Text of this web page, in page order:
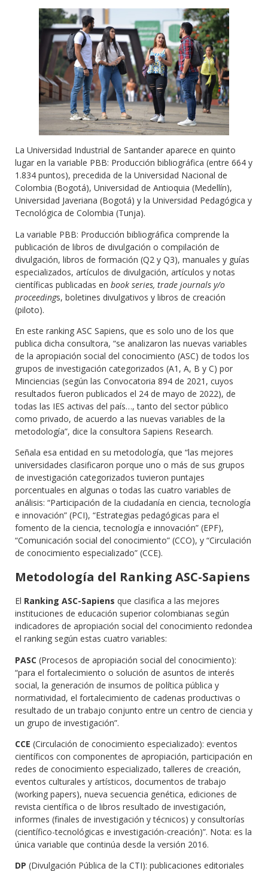
La Universidad Industrial de Santander aparece en quinto
lugar en la variable PBB: Producción bibliográfica (entre 664 y
1.834 puntos), precedida de la Universidad Nacional de
Colombia (Bogotá), Universidad de Antioquia (Medellín),
Universidad Javeriana (Bogotá) y la Universidad Pedagógica y
Tecnológica de Colombia (Tunja).
La variable PBB: Producción bibliográfica comprende la
publicación de libros de divulgación o compilación de
divulgación, libros de formación (Q2 y Q3), manuales y guías
especializados, artículos de divulgación, artículos y notas
científicas publicadas en book series, trade journals y/o
proceedings, boletines divulgativos y libros de creación
(piloto).
En este ranking ASC Sapiens, que es solo uno de los que
publica dicha consultora, “se analizaron las nuevas variables
de la apropiación social del conocimiento (ASC) de todos los
grupos de investigación categorizados (A1, A, B y C) por
Minciencias (según las Convocatoria 894 de 2021, cuyos
resultados fueron publicados el 24 de mayo de 2022), de
todas las IES activas del país…, tanto del sector público
como privado, de acuerdo a las nuevas variables de la
metodología”, dice la consultora Sapiens Research.
Señala esa entidad en su metodología, que “las mejores
universidades clasificaron porque uno o más de sus grupos
de investigación categorizados tuvieron puntajes
porcentuales en algunas o todas las cuatro variables de
análisis: “Participación de la ciudadanía en ciencia, tecnología
e innovación” (PCI), “Estrategias pedagógicas para el
fomento de la ciencia, tecnología e innovación” (EPF),
“Comunicación social del conocimiento” (CCO), y “Circulación
de conocimiento especializado” (CCE).
Metodología del Ranking ASC-Sapiens
El Ranking ASC-Sapiens que clasifica a las mejores
instituciones de ​educación superior colombianas según
indicadores de apropiación social del conocimiento redondea
el ranking según estas cuatro variables:
PASC (Procesos de apropiación social del conocimiento):
“para el fortalecimiento o solución de asuntos de interés
social, la generación de insumos de política pública y
normatividad, el fortalecimiento de cadenas productivas o
resultado de un trabajo conjunto entre un centro de ciencia y
un grupo de investigación”.
CCE (Circulación de conocimiento especializado): eventos
científicos con componentes de apropiación, participación en
redes de conocimiento especializado, talleres de creación,
eventos culturales y artísticos, documentos de trabajo
(working papers), nueva secuencia genética, ediciones de
revista científica o de libros resultado de investigación,
informes (finales de investigación y técnicos) y consultorías
(científico-tecnológicas e investigación-creación)”. Nota: es la
única variable que continúa desde la versión 2016.
DP (Divulgación Pública de la CTI): publicaciones editoriales